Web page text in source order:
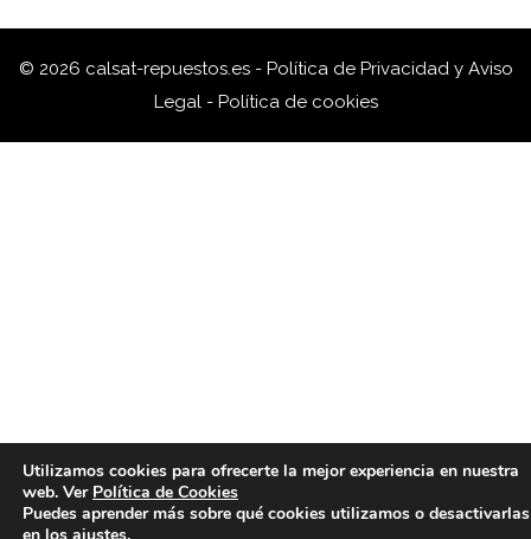
© 2026 calsat-repuestos.es - Política de Privacidad y Aviso
Legal - Política de cookies
Utilizamos cookies para ofrecerte la mejor experiencia en nuestra
web. Ver Política de Cookies
Puedes aprender más sobre qué cookies utilizamos o desactivarlas